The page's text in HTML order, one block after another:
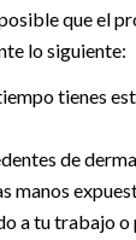
que el
lo siguiente:
tienes
de
manos
a tu trabajo